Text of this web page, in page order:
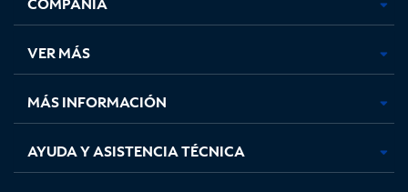
en
pestaña
nueva
en
pestaña
nueva
en
pestaña
nueva
en
nueva
VER MÁS
MÁS INFORMACIÓN
AYUDA Y ASISTENCIA TÉCNICA